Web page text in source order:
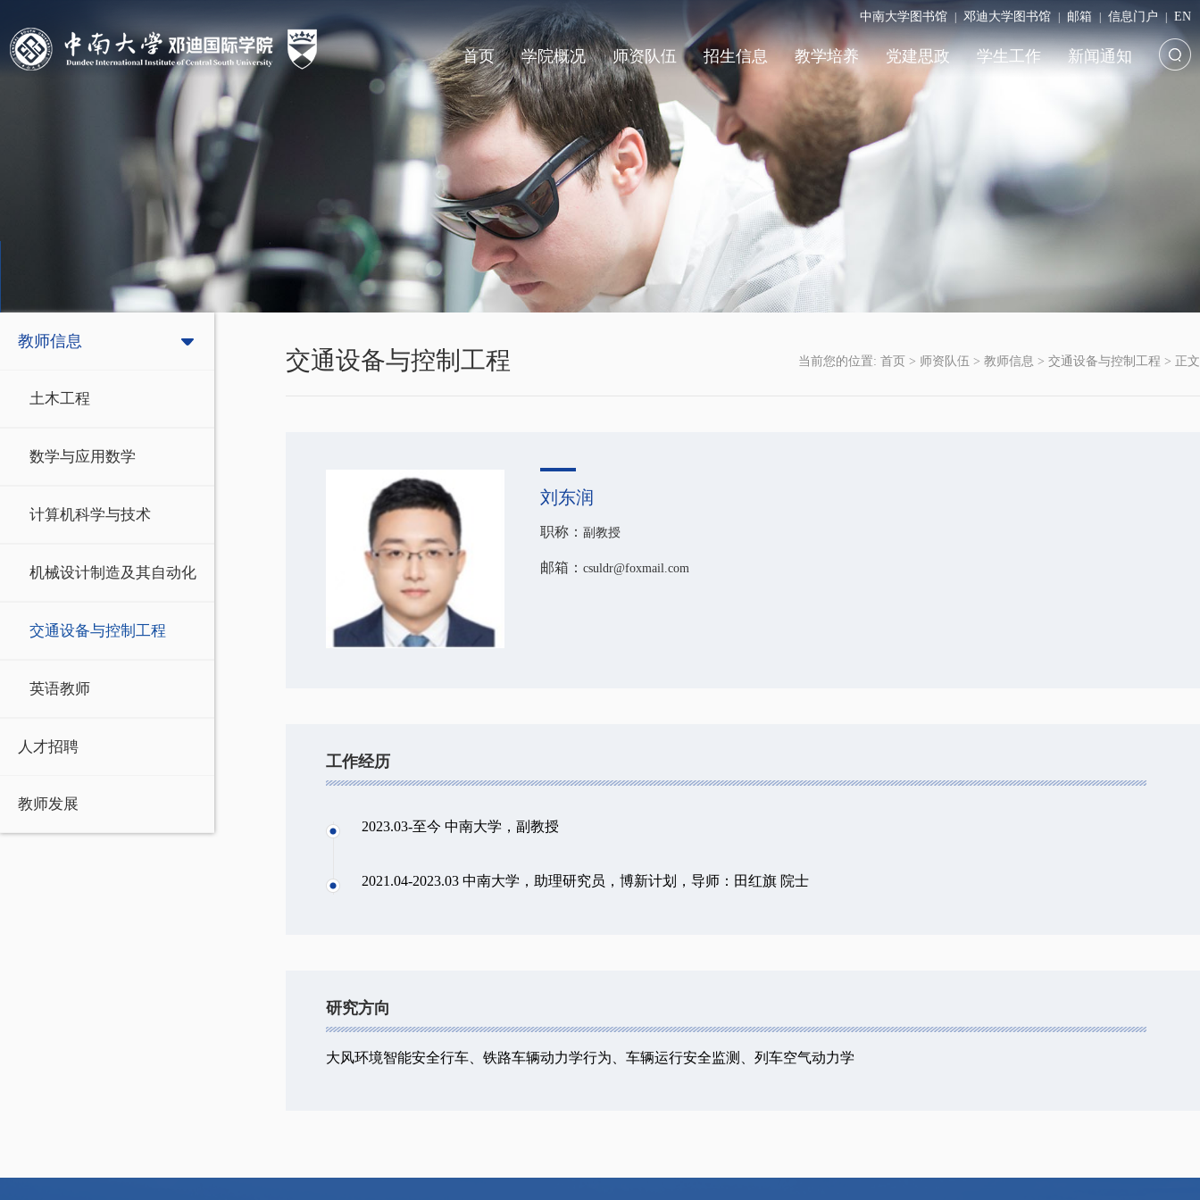
中南大学图书馆 邓迪大学图书馆 邮箱 信息门户 EN
首页 学院概况 师资队伍 招生信息 教学培养 党建思政 学生工作 新闻通知
教师信息
土木工程
数学与应用数学
计算机科学与技术
机械设计制造及其自动化
交通设备与控制工程
英语教师
人才招聘
教师发展
交通设备与控制工程 当前您的位置: 首页 > 师资队伍 > 教师信息 > 交通设备与控制工程 > 正文
刘东润
职称： 副教授
邮箱： csuldr@foxmail.com
工作经历
2023.03-至今 中南大学，副教授
2021.04-2023.03 中南大学，助理研究员，博新计划，导师：田红旗 院士
研究方向
大风环境智能安全行车、铁路车辆动力学行为、车辆运行安全监测、列车空气动力学